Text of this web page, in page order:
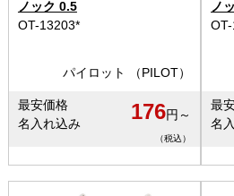
ノック 0.5
OT-13203*
パイロット （PILOT）
最安価格
名入れ込み
176円～
（税込）
ノ
最
名